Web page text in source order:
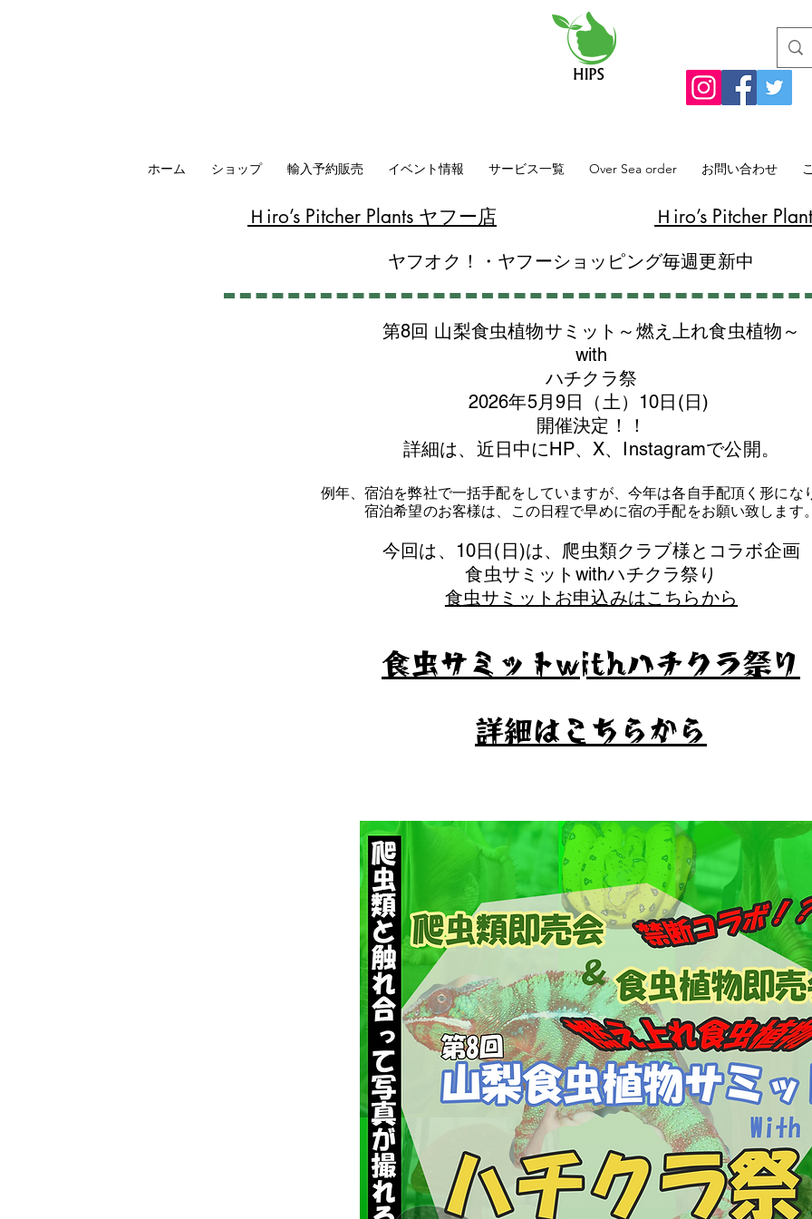
ホーム ショップ 輸入予約販売 イベント情報 サービス一覧 Over Sea order お問い合わせ
​Ｈiro’s Pitcher Plants ヤフー店 Ｈiro’s Pitcher
ヤフオク！・ヤフーショッピング毎週更新中
第8回 山梨食虫植物サミット～燃え上れ食虫植物～
with
​ハチクラ祭
2026年5月9日（土）10日(日)
​開催決定！！
詳細は、近日中にHP、X、Instagramで公開。
例年、宿泊を弊社で一括手配をしていますが、今年は各自手配頂く形にな
​宿泊希望のお客様は、この日程で早めに宿の手配をお願い致します。
​今回は、10日(日)は、爬虫類クラブ様とコラボ企画
​食虫サミットwithハチクラ祭り
食虫サミットお申込みはこちらから
食虫サミットwithハチクラ祭り
​詳細はこちらから